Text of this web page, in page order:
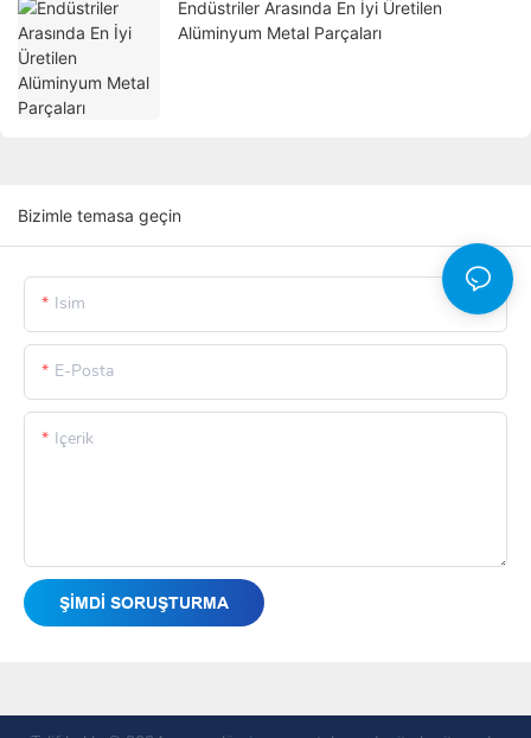
Endüstriler Arasında En İyi Üretilen
Alüminyum Metal Parçaları
Bizimle temasa geçin
Isim
E-Posta
Içerik
ŞIMDI SORUŞTURMA